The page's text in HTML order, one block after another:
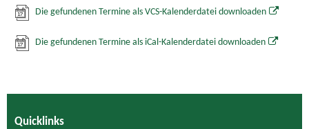
Die gefundenen Termine als VCS-Kalenderdatei downloaden
Die gefundenen Termine als iCal-Kalenderdatei downloaden
Quicklinks